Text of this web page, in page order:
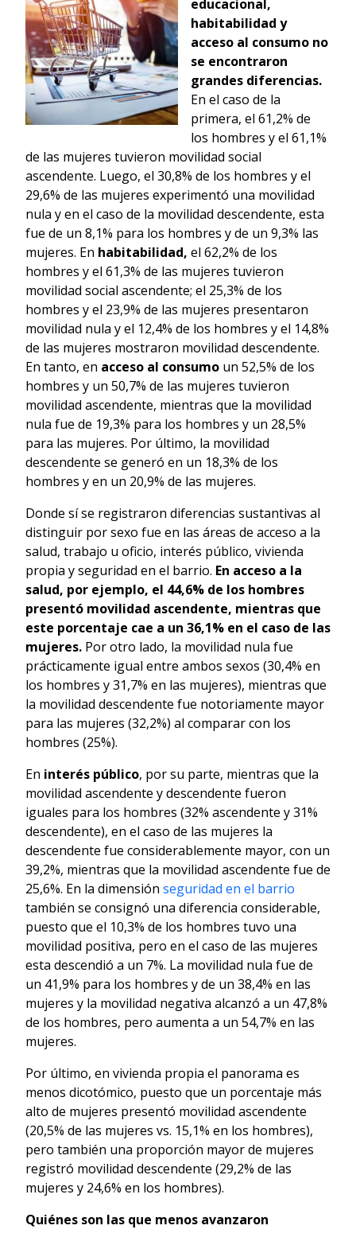
educacional,
habitabilidad y
acceso al consumo no
se encontraron
grandes diferencias.
En el caso de la
primera, el 61,2% de
los hombres y el 61,1%
de las mujeres tuvieron movilidad social
ascendente. Luego, el 30,8% de los hombres y el
29,6% de las mujeres experimentó una movilidad
nula y en el caso de la movilidad descendente, esta
fue de un 8,1% para los hombres y de un 9,3% las
mujeres. En habitabilidad, el 62,2% de los
hombres y el 61,3% de las mujeres tuvieron
movilidad social ascendente; el 25,3% de los
hombres y el 23,9% de las mujeres presentaron
movilidad nula y el 12,4% de los hombres y el 14,8%
de las mujeres mostraron movilidad descendente.
En tanto, en acceso al consumo un 52,5% de los
hombres y un 50,7% de las mujeres tuvieron
movilidad ascendente, mientras que la movilidad
nula fue de 19,3% para los hombres y un 28,5%
para las mujeres. Por último, la movilidad
descendente se generó en un 18,3% de los
hombres y en un 20,9% de las mujeres.
Donde sí se registraron diferencias sustantivas al
distinguir por sexo fue en las áreas de acceso a la
salud, trabajo u oficio, interés público, vivienda
propia y seguridad en el barrio. En acceso a la
salud, por ejemplo, el 44,6% de los hombres
presentó movilidad ascendente, mientras que
este porcentaje cae a un 36,1% en el caso de las
mujeres. Por otro lado, la movilidad nula fue
prácticamente igual entre ambos sexos (30,4% en
los hombres y 31,7% en las mujeres), mientras que
la movilidad descendente fue notoriamente mayor
para las mujeres (32,2%) al comparar con los
hombres (25%).
En interés público, por su parte, mientras que la
movilidad ascendente y descendente fueron
iguales para los hombres (32% ascendente y 31%
descendente), en el caso de las mujeres la
descendente fue considerablemente mayor, con un
39,2%, mientras que la movilidad ascendente fue de
25,6%. En la dimensión seguridad en el barrio
también se consignó una diferencia considerable,
puesto que el 10,3% de los hombres tuvo una
movilidad positiva, pero en el caso de las mujeres
esta descendió a un 7%. La movilidad nula fue de
un 41,9% para los hombres y de un 38,4% en las
mujeres y la movilidad negativa alcanzó a un 47,8%
de los hombres, pero aumenta a un 54,7% en las
mujeres.
Por último, en vivienda propia el panorama es
menos dicotómico, puesto que un porcentaje más
alto de mujeres presentó movilidad ascendente
(20,5% de las mujeres vs. 15,1% en los hombres),
pero también una proporción mayor de mujeres
registró movilidad descendente (29,2% de las
mujeres y 24,6% en los hombres).
Quiénes son las que menos avanzaron